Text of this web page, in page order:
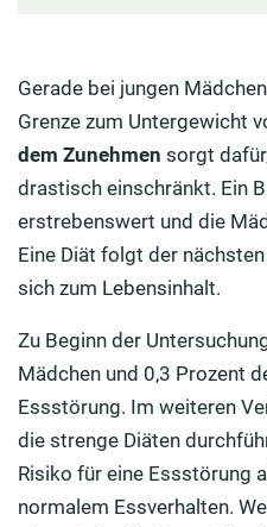
Gerade bei jungen
Grenze zum Untergewicht
dem Zunehmen sorgt
drastisch einschränkt. Ein
erstrebenswert und die
Eine Diät folgt der
sich zum Lebensinhalt.
Zu Beginn der
Mädchen und 0,3 Prozent
Essstörung. Im weiteren
die strenge Diäten
Risiko für eine Essstörung
normalem Essverhalten.